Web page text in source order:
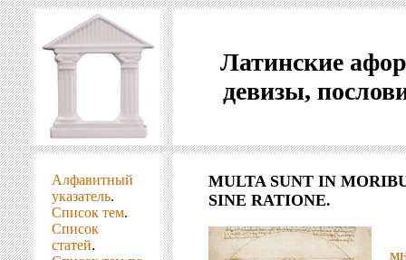
Латинские
девизы,
Алфавитный
указатель.
Список тем.
Список
статей.
MULTA SUNT IN
SINE RATIONE.